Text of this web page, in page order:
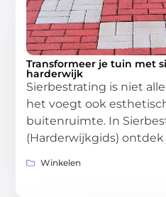
Transformeer je tuin met
harderwijk
Sierbestrating is niet
het voegt ook
buitenruimte. In
(Harderwijkgids)
Winkelen